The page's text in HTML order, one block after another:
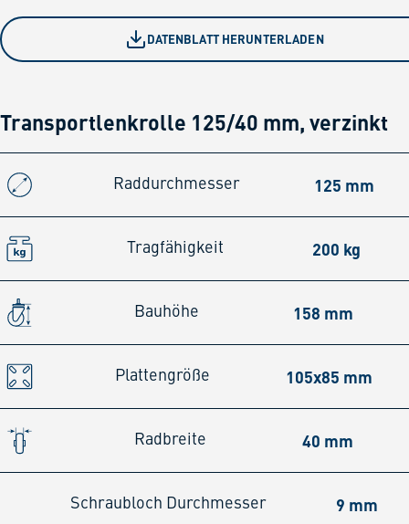
DATENBLATT HERUNTERLADEN
Transportlenkrolle 125/40 mm, verzinkt
Raddurchmesser 125 mm
Tragfähigkeit 200 kg
Bauhöhe 158 mm
Plattengröße 105x85 mm
Radbreite 40 mm
Schraubloch Durchmesser 9 mm